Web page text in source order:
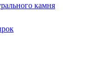
камня